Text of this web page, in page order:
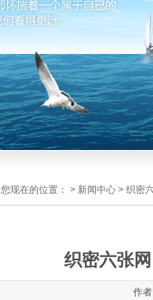
您现在的位置： > 新闻中心 > 织密
织密六张
作